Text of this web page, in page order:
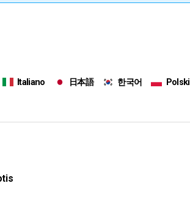
Italiano 日本語 한국어 Polski